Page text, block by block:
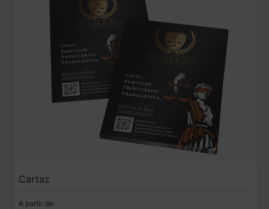
Cartaz
A partir de: